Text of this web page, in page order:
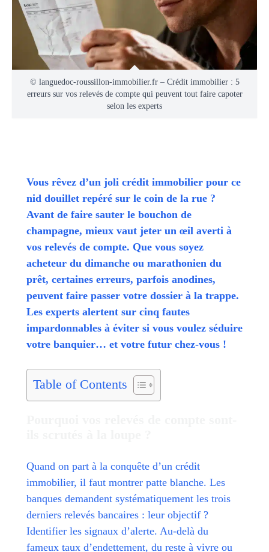
© languedoc-roussillon-immobilier.fr – Crédit immobilier : 5
erreurs sur vos relevés de compte qui peuvent tout faire capoter
selon les experts
Vous rêvez d’un joli crédit immobilier pour ce
nid douillet repéré sur le coin de la rue ?
Avant de faire sauter le bouchon de
champagne, mieux vaut jeter un œil averti à
vos relevés de compte. Que vous soyez
acheteur du dimanche ou marathonien du
prêt, certaines erreurs, parfois anodines,
peuvent faire passer votre dossier à la trappe.
Les experts alertent sur cinq fautes
impardonnables à éviter si vous voulez séduire
votre banquier… et votre futur chez-vous !
Table of Contents
Quand on part à la conquête d’un crédit
immobilier, il faut montrer patte blanche. Les
banques demandent systématiquement les trois
derniers relevés bancaires : leur objectif ?
Identifier les signaux d’alerte. Au-delà du
fameux taux d’endettement, du reste à vivre ou